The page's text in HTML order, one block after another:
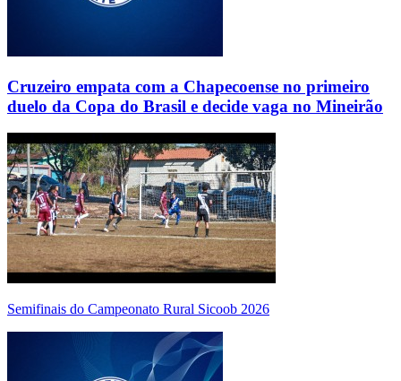
Cruzeiro empata com a Chapecoense no primeiro
duelo da Copa do Brasil e decide vaga no Mineirão
Semifinais do Campeonato Rural Sicoob 2026